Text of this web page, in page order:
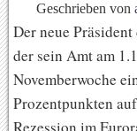
Geschrieben von
Der neue
der sein Amt am
Novemberwoche
Prozentpunkten